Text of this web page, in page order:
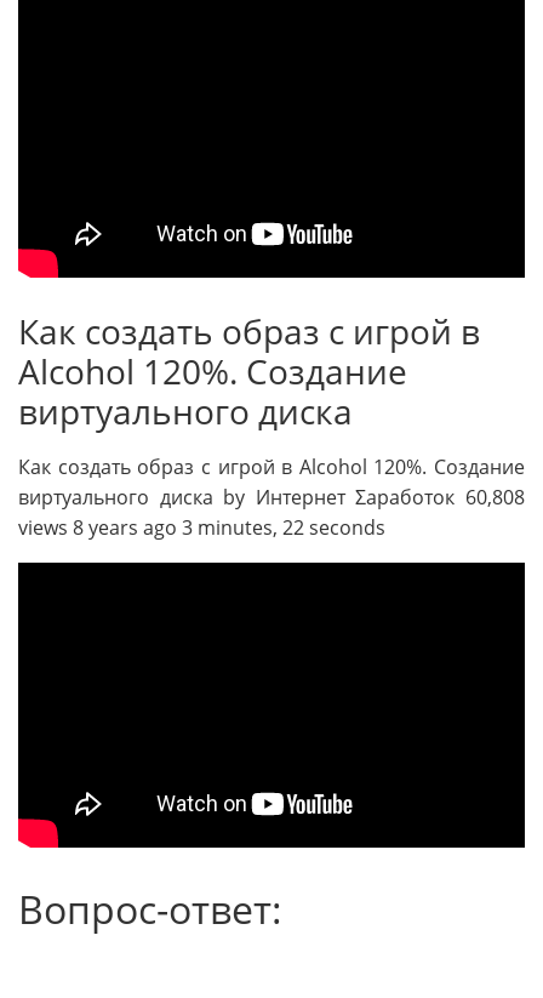
Как создать образ с игрой в
Alcohol 120%. Создание
виртуального диска
Как создать образ с игрой в Alcohol 120%. Создание
виртуального диска by Интернет Σаработок 60,808
views 8 years ago 3 minutes, 22 seconds
Вопрос-ответ: